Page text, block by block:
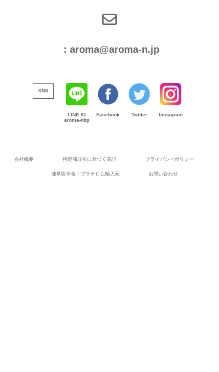
：aroma@aroma-n.jp
SNS
LINE ID
aroma-nbp
Facebook Twitter Instagram
会社概要 特定商取引に基づく表記 プライバシーポリシー
健草医学舎・プラナロム輸入元 お問い合わせ